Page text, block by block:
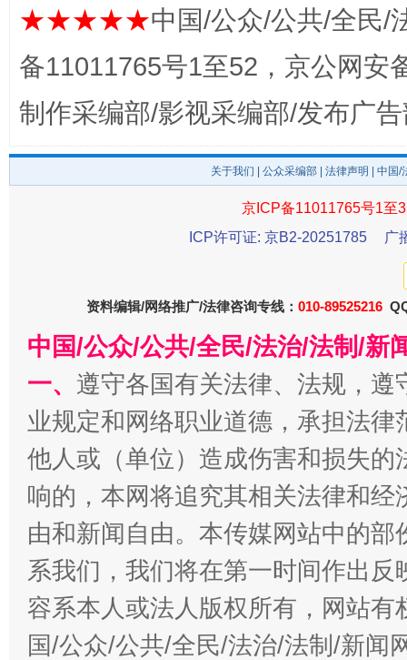
千年窑火 生生不息 一
揭开“小金库”的免责幌子
★★★★★中国/公众/公共/全民/
备11011765号1至52，京公网安
制作采编部/影视采编部/发布广
关于我们 公众采编部 法律声明 | 中国
京ICP备11011765号1至
ICP许可证: 京B2-20251785
广
资料编辑/网络推广/法律咨询专线： 010-89525216
中国/公众/公共/全民/法治/法制/新
一、 遵守各国有关法律、法规，
业规定和网络职业道德，承担法
他人或（单位）造成伤害和损失
响的，本网将追究其相关法律和
由和新闻自由。本传媒网站中的
系我们，我们将在第一时间作出
容系本人或法人版权所有，网站
国/公众/公共/全民/法治/法制/新闻